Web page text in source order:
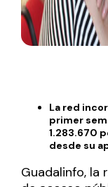
La red
primer
1.283.670
desde su
Guadalinfo, la